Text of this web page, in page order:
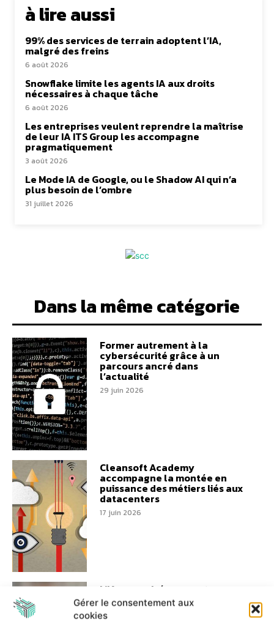
Gérer le consentement aux
cookies
à lire aussi
99% des services de terrain adoptent l’IA,
malgré des freins
6 août 2026
Snowflake limite les agents IA aux droits
nécessaires à chaque tâche
6 août 2026
Les entreprises veulent reprendre la maîtrise
de leur IA ITS Group les accompagne
pragmatiquement
3 août 2026
Le Mode IA de Google, ou le Shadow AI qui n’a
plus besoin de l’ombre
31 juillet 2026
Dans la même catégorie
Former autrement à la
cybersécurité grâce à un
parcours ancré dans
l’actualité
29 juin 2026
Cleansoft Academy
accompagne la montée en
puissance des métiers liés aux
datacenters
17 juin 2026
L’IA supervisée permet
d’absorber davantage
d’activité avec les mêmes
équipes